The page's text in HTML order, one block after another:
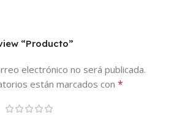
“Producto”
electrónico no será publicada.
están marcados con *